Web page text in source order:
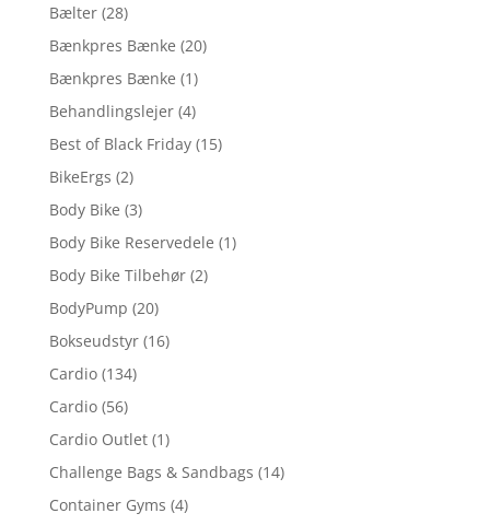
Bælter (28)
Bænkpres Bænke (20)
Bænkpres Bænke (1)
Behandlingslejer (4)
Best of Black Friday (15)
BikeErgs (2)
Body Bike (3)
Body Bike Reservedele (1)
Body Bike Tilbehør (2)
BodyPump (20)
Bokseudstyr (16)
Cardio (134)
Cardio (56)
Cardio Outlet (1)
Challenge Bags & Sandbags (14)
Container Gyms (4)